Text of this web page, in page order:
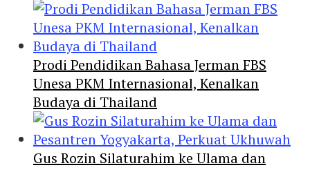
Prodi Pendidikan Bahasa Jerman FBS
Unesa PKM Internasional, Kenalkan
Budaya di Thailand
Gus Rozin Silaturahim ke Ulama dan